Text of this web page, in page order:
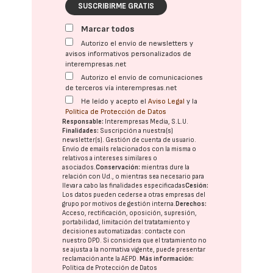
SUSCRIBIRME GRATIS
Marcar todos
Autorizo el envío de newsletters y
avisos informativos personalizados de
interempresas.net
Autorizo el envío de comunicaciones
de terceros vía interempresas.net
He leído y acepto elAviso Legal y la
Política de Protección de Datos
Responsable: Interempresas Media, S.L.U.
Finalidades: Suscripción a nuestra(s)
newsletter(s). Gestión de cuenta de usuario.
Envío de emails relacionados con la misma o
relativos a intereses similares o
asociados.Conservación: mientras dure la
relación con Ud., o mientras sea necesario para
llevar a cabo las finalidades especificadasCesión:
Los datos pueden cederse a otras empresas del
grupo por motivos de gestión interna. Derechos:
Acceso, rectificación, oposición, supresión,
portabilidad, limitación del tratatamiento y
decisiones automatizadas: contacte con
nuestro DPD. Si considera que el tratamiento no
se ajusta a la normativa vigente, puede presentar
reclamación ante laAEPD. Más información:
Política de Protección de Datos